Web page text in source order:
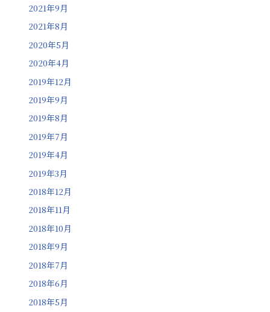
2021年9月
2021年8月
2020年5月
2020年4月
2019年12月
2019年9月
2019年8月
2019年7月
2019年4月
2019年3月
2018年12月
2018年11月
2018年10月
2018年9月
2018年7月
2018年6月
2018年5月